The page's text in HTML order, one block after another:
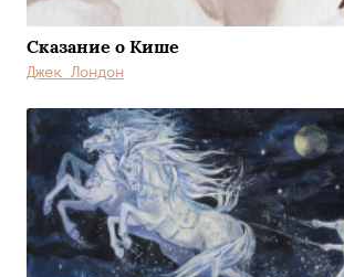
Сказание о Кише
Джек Лондон